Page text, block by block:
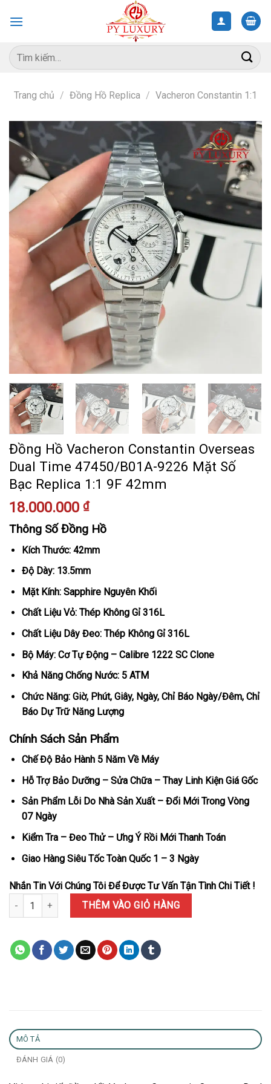
Tìm
kiếm:
Trang chủ / Đồng Hồ Replica / Vacheron Constantin 1:1
Đồng Hồ Vacheron Constantin Overseas
Dual Time 47450/B01A-9226 Mặt Số
Bạc Replica 1:1 9F 42mm
18.000.000 ₫
Thông Số Đồng Hồ
Kích Thước: 42mm
Độ Dày: 13.5mm
Mặt Kính: Sapphire Nguyên Khối
Chất Liệu Vỏ: Thép Không Gỉ 316L
Chất Liệu Dây Đeo: Thép Không Gỉ 316L
Bộ Máy: Cơ Tự Động – Calibre 1222 SC Clone
Khả Năng Chống Nước: 5 ATM
Chức Năng: Giờ, Phút, Giây, Ngày, Chỉ Báo Ngày/Đêm, Chỉ
Báo Dự Trữ Năng Lượng
Chính Sách Sản Phẩm
Chế Độ Bảo Hành 5 Năm Về Máy
Hỗ Trợ Bảo Dưỡng – Sửa Chữa – Thay Linh Kiện Giá Gốc
Sản Phẩm Lỗi Do Nhà Sản Xuất – Đổi Mới Trong Vòng
07 Ngày
Kiểm Tra – Đeo Thử – Ưng Ý Rồi Mới Thanh Toán
Giao Hàng Siêu Tốc Toàn Quốc 1 – 3 Ngày
Nhắn Tin Với Chúng Tôi Để Được Tư Vấn Tận Tình Chi Tiết !
Đồng Hồ Vacheron Constantin Overseas Dual Time 47450/B01A-
THÊM VÀO GIỎ HÀNG
MÔ TẢ
ĐÁNH GIÁ (0)